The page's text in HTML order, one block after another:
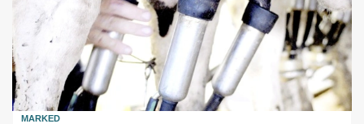
MARKED